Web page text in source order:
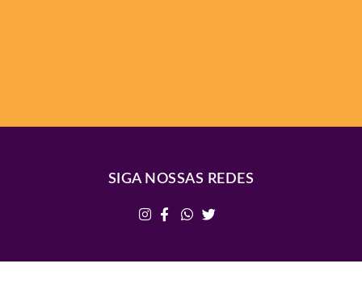
SIGA NOSSAS REDES